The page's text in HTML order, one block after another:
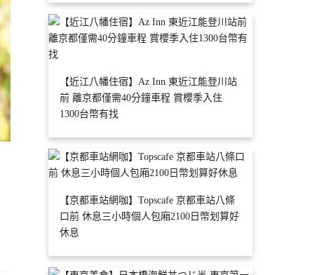
【近江八幡住宿】Az Inn 東近江能登川站
前 離京都僅需40分鐘車程 賞櫻季入住
1300台幣有找
【京都車站網咖】Topscafe 京都車站八條
口前 休息三小時個人包廂2100日幣划算好
休息